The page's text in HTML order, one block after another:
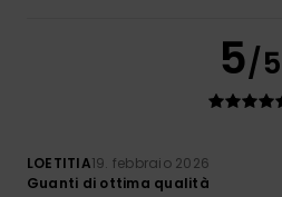
5/5
LOETITIA19. febbraio 2026
Guanti di ottima qualità